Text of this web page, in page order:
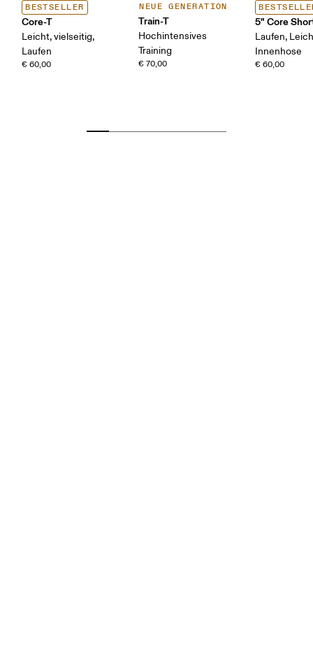
BESTSELLER
Core-T
Leicht, vielseitig,
Laufen
€ 60,00
NEUE GENERATION
Train-T
Hochintensives
Training
€ 70,00
5" Core
Laufen,
Innenhose
€ 60,00